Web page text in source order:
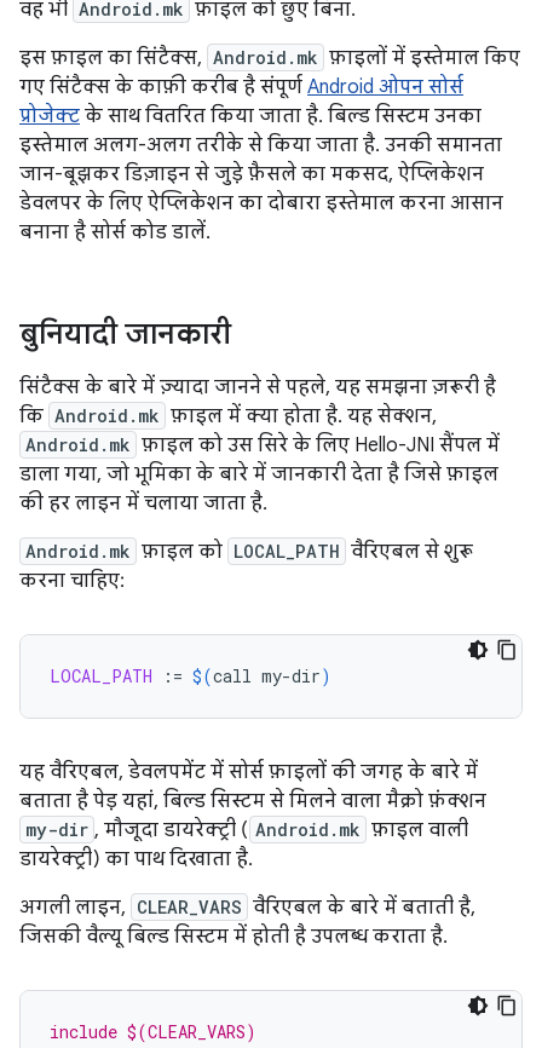
वह भी Android.mk फ़ाइल को छुए बिना.
इस फ़ाइल का सिंटैक्स, Android.mk फ़ाइलों में इस्तेमाल किए
गए सिंटैक्स के काफ़ी करीब है संपूर्ण Android ओपन सोर्स
प्रोजेक्ट के साथ वितरित किया जाता है. बिल्ड सिस्टम उनका
इस्तेमाल अलग-अलग तरीके से किया जाता है. उनकी समानता
जान-बूझकर डिज़ाइन से जुड़े फ़ैसले का मकसद, ऐप्लिकेशन
डेवलपर के लिए ऐप्लिकेशन का दोबारा इस्तेमाल करना आसान
बनाना है सोर्स कोड डालें.
बुनियादी जानकारी
सिंटैक्स के बारे में ज़्यादा जानने से पहले, यह समझना ज़रूरी है
कि Android.mk फ़ाइल में क्या होता है. यह सेक्शन,
Android.mk फ़ाइल को उस सिरे के लिए Hello-JNI सैंपल में
डाला गया, जो भूमिका के बारे में जानकारी देता है जिसे फ़ाइल
की हर लाइन में चलाया जाता है.
Android.mk फ़ाइल को LOCAL_PATH वैरिएबल से शुरू
करना चाहिए:
LOCAL_PATH := $(call my-dir)
यह वैरिएबल, डेवलपमेंट में सोर्स फ़ाइलों की जगह के बारे में
बताता है पेड़ यहां, बिल्ड सिस्टम से मिलने वाला मैक्रो फ़ंक्शन
my-dir , मौजूदा डायरेक्ट्री ( Android.mk फ़ाइल वाली
डायरेक्ट्री) का पाथ दिखाता है.
अगली लाइन, CLEAR_VARS वैरिएबल के बारे में बताती है,
जिसकी वैल्यू बिल्ड सिस्टम में होती है उपलब्ध कराता है.
include $(CLEAR_VARS)